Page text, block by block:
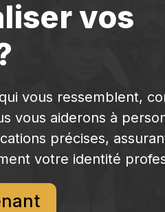
vos
vous ressemblent,
vous aiderons à
précises,
votre identité